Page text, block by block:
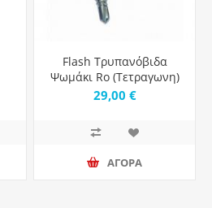
Flash Τρυπανόβιδα
Ψωμάκι Ro (Τετραγωνη)
Λευκή - 19.0Mm-Μήκος
29,00 €
ΑΓΟΡΑ